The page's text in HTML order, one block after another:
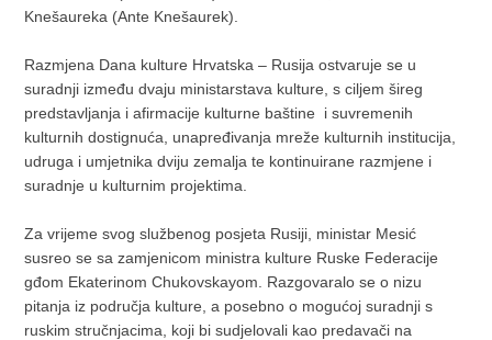
Knešaureka (Ante Knešaurek).
Razmjena Dana kulture Hrvatska – Rusija ostvaruje se u
suradnji između dvaju ministarstava kulture, s ciljem šireg
predstavljanja i afirmacije kulturne baštine i suvremenih
kulturnih dostignuća, unapređivanja mreže kulturnih institucija,
udruga i umjetnika dviju zemalja te kontinuirane razmjene i
suradnje u kulturnim projektima.
Za vrijeme svog službenog posjeta Rusiji, ministar Mesić
susreo se sa zamjenicom ministra kulture Ruske Federacije
gđom Ekaterinom Chukovskayom. Razgovaralo se o nizu
pitanja iz područja kulture, a posebno o mogućoj suradnji s
ruskim stručnjacima, koji bi sudjelovali kao predavači na